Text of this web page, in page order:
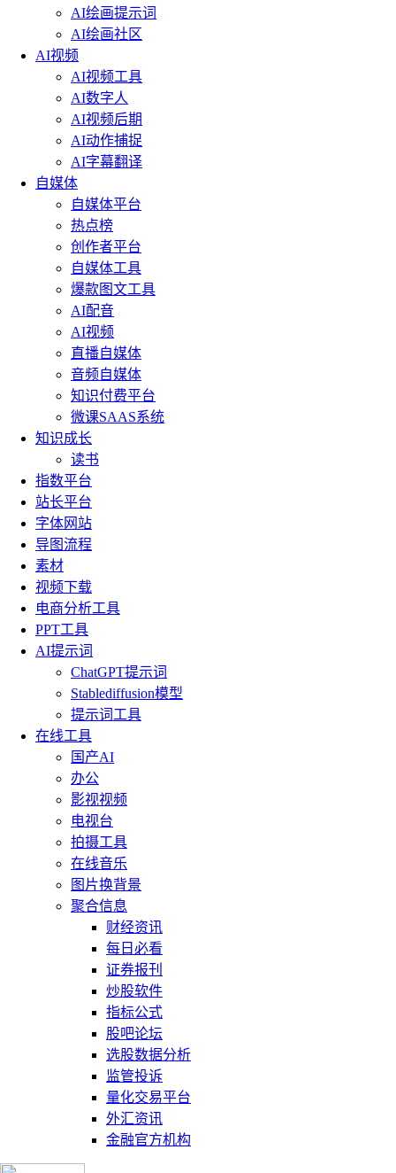
AI绘画提示词
AI绘画社区
AI视频
AI视频工具
AI数字人
AI视频后期
AI动作捕捉
AI字幕翻译
自媒体
自媒体平台
热点榜
创作者平台
自媒体工具
爆款图文工具
AI配音
AI视频
直播自媒体
音频自媒体
知识付费平台
微课SAAS系统
知识成长
读书
指数平台
站长平台
字体网站
导图流程
素材
视频下载
电商分析工具
PPT工具
AI提示词
ChatGPT提示词
Stablediffusion模型
提示词工具
在线工具
国产AI
办公
影视视频
电视台
拍摄工具
在线音乐
图片换背景
聚合信息
财经资讯
每日必看
证券报刊
炒股软件
指标公式
股吧论坛
选股数据分析
监管投诉
量化交易平台
外汇资讯
金融官方机构